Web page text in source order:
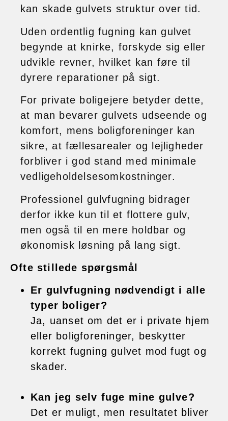
kan skade gulvets struktur over tid.
Uden ordentlig fugning kan gulvet
begynde at knirke, forskyde sig eller
udvikle revner, hvilket kan føre til
dyrere reparationer på sigt.
For private boligejere betyder dette,
at man bevarer gulvets udseende og
komfort, mens boligforeninger kan
sikre, at fællesarealer og lejligheder
forbliver i god stand med minimale
vedligeholdelsesomkostninger.
Professionel gulvfugning bidrager
derfor ikke kun til et flottere gulv,
men også til en mere holdbar og
økonomisk løsning på lang sigt.
Ofte stillede spørgsmål
Er gulvfugning nødvendigt i alle
typer boliger?
Ja, uanset om det er i private hjem
eller boligforeninger, beskytter
korrekt fugning gulvet mod fugt og
skader.
Kan jeg selv fuge mine gulve?
Det er muligt, men resultatet bliver